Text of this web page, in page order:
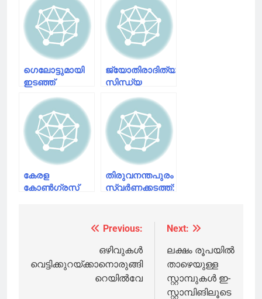
ഗെലോട്ടുമായി
ഇടഞ്ഞ്
രാഹുല്‍, ആ
പരാമര്‍ശം
അതിരുകടന്നു,
സച്ചിന്
അവസരവുമായി
കോണ്‍ഗ്രസ്!!
ജ്യോതിരാദിത്യ
സിന്ധ്യ
കോൺഗ്രസിൽ
നിന്ന് രാജിവെച്ചു
കേരള
കോൺഗ്രസ്
പുറത്താക്കി
തിരുവനന്തപുരം
സ്വര്‍ണക്കടത്ത്:
ഐടി വകുപ്പില്‍
പുറത്താക്കി
Previous:
ഒഴിവുകള്‍
വെട്ടിക്കുറയ്ക്കാനൊരുങ്ങി
റെയില്‍വേ
Next:
ലക്ഷം രൂപയില്‍
താഴെയുള്ള
സ്റ്റാമ്പുകള്‍ ഇ-
സ്റ്റാമ്പിങിലൂടെ